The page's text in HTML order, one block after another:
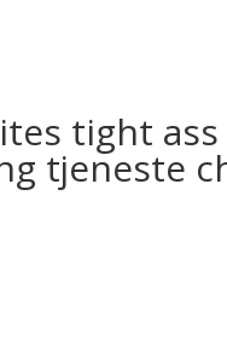
tight
tjeneste